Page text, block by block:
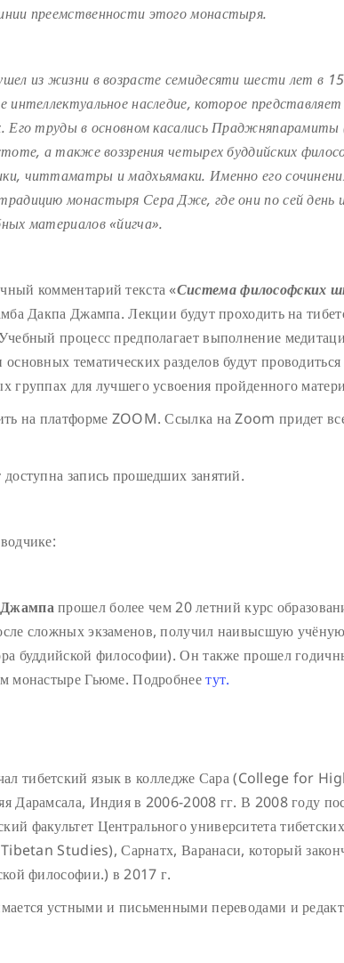
преемственности этого монастыря.
из жизни в возрасте семидесяти шести лет в
интеллектуальное наследие, которое
Его труды в основном касались Праджняпарамиты
а также воззрения четырех буддийских
читтаматры и мадхьямаки. Именно его
монастыря Сера Дже, где они по сей день
материалов «йигча».
комментарий текста «Система философских
Дакпа Джампа. Лекции будут проходить на
процесс предполагает выполнение
тематических разделов будут
группах для лучшего усвоения пройденного
на платформе ZOOM. Ссылка на Zoom придет
доступна запись прошедших занятий.
прошел более чем 20 летний курс
сложных экзаменов, получил наивысшую
буддийской философии). Он также прошел
монастыре Гьюме. Подробнеетут.
тибетский язык в колледже Сара (College for
Индия в 2006-2008 гг. В 2008 году
факультет Центрального университета
Studies), Сарнатх, Варанаси, который
философии.) в 2017 г.
устными и письменными переводами и